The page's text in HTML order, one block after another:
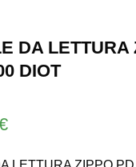
DA LETTURA
DIOT
Il
attuale